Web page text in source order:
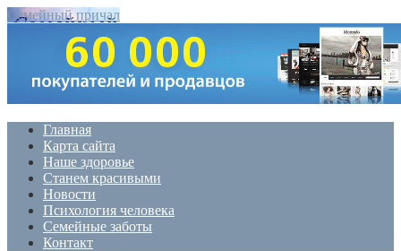
Семейный причал
Главная
Карта сайта
Наше здоровье
Станем красивыми
Новости
Психология человека
Семейные заботы
Контакт